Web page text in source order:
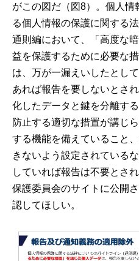
がこの図だ（図8）。個人
る個人情報の保護に関する
通則編において、「高度な
益を保護するために必要な
は、万が一漏えいしたとし
あれば報告を要しないとさ
化したデータと鍵を分離す
防止する適切な措置が講じ
する機能を備えていること
きないよう設定されている
していれば報告は不要とさ
保護委員会のサイトに公開
認してほしい。